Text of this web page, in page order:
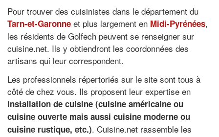
Pour trouver des cuisinistes dans le département du
Tarn-et-Garonne et plus largement en Midi-Pyrénées,
les résidents de Golfech peuvent se renseigner sur
cuisine.net. Ils y obtiendront les coordonnées des
artisans qui leur correspondent.
Les professionnels répertoriés sur le site sont tous à
côté de chez vous. Ils proposent leur expertise en
installation de cuisine (cuisine américaine ou
cuisine ouverte mais aussi cuisine moderne ou
cuisine rustique, etc.). Cuisine.net rassemble les